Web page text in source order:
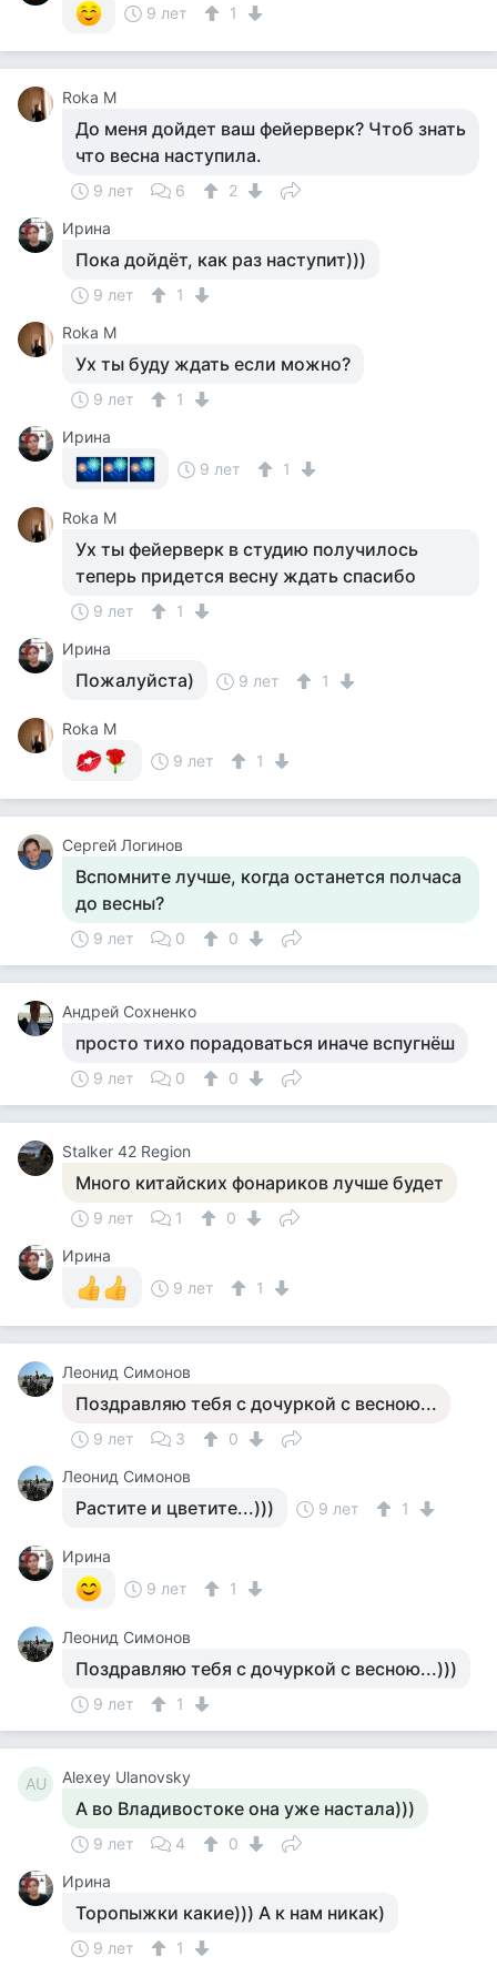
9 лет
1
Roka M
До меня дойдет ваш фейерверк? Чтоб знать
что весна наступила.
9 лет 6
2
Ирина
Пока дойдёт, как раз наступит)))
9 лет
1
Roka M
Ух ты буду ждать если можно?
9 лет
1
Ирина
9 лет
1
Roka M
Ух ты фейерверк в студию получилось
теперь придется весну ждать спасибо
9 лет
1
Ирина
Пожалуйста) 9 лет 1
Roka M
9 лет
1
Сергей Логинов
Вспомните лучше, когда останется полчаса
до весны?
9 лет 0 0
Андрей Сохненко
просто тихо порадоваться иначе вспугнёш
9 лет 0 0
Stalker 42 Region
Много китайских фонариков лучше будет
9 лет 1
0
Ирина
9 лет
1
Леонид Симонов
Поздравляю тебя с дочуркой с весною...
9 лет 3
0
Леонид Симонов
Растите и цветите...))) 9 лет 1
Ирина
9 лет
1
Леонид Симонов
Поздравляю тебя с дочуркой с весною...)))
9 лет 1
AU Alexey Ulanovsky
А во Владивостоке она уже настала)))
9 лет 4
0
Ирина
Торопыжки какие))) А к нам никак)
9 лет 1